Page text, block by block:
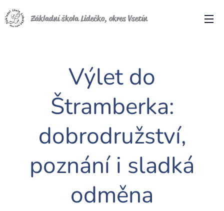
Základní škola Lidečko, okres Vsetín
Výlet do
Štramberka:
dobrodružství,
poznání i sladká
odměna